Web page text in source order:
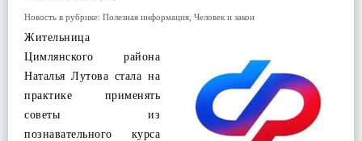
Новость в рубрике: Полезная информация Человек и закон
Жительница
Цимлянского района
Наталья Лутова стала на
практике применять
советы из
познавательного курса